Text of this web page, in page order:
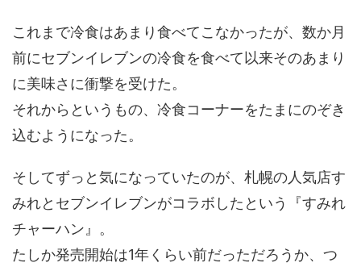
これまで冷食はあまり食べてこなかったが、数か月
前にセブンイレブンの冷食を食べて以来そのあまり
に美味さに衝撃を受けた。
それからというもの、冷食コーナーをたまにのぞき
込むようになった。
そしてずっと気になっていたのが、札幌の人気店す
みれとセブンイレブンがコラボしたという『すみれ
チャーハン』。
たしか発売開始は1年くらい前だっただろうか、つ